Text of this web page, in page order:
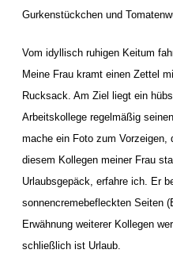
Gurkenstückchen und
Vom idyllisch ruhigen Keitum
Meine Frau kramt einen Zettel
Rucksack. Am Ziel liegt ein
Arbeitskollege regelmäßig
mache ein Foto zum Vorzeigen,
diesem Kollegen meiner Frau
Urlaubsgepäck, erfahre ich. Er
sonnencremebefleckten Seiten
Erwähnung weiterer Kollegen
schließlich ist Urlaub.